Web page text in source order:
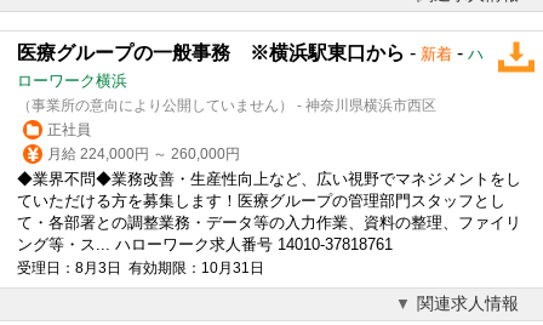
医療グループの一般事務 ※横浜駅東口から - 新着 - ハ
ローワーク横浜
（事業所の意向により公開していません） - 神奈川県横浜市西区
正社員
月給 224,000円 ～ 260,000円
◆業界不問◆業務改善・生産性向上など、広い視野でマネジメントをし
ていただける方を募集します！医療グループの管理部門スタッフとし
て・各部署との調整業務・データ等の入力作業、資料の整理、ファイリ
ング等・ス... ハローワーク求人番号 14010-37818761
受理日：8月3日 有効期限：10月31日
関連求人情報